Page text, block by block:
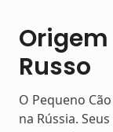
Origem
Russo
O Pequeno
na Rússia.